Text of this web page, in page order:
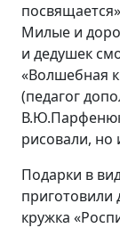
Милые и
и дедушек
«Волшебная
(педагог
рисовали, но
Подарки в
приготовили
кружка